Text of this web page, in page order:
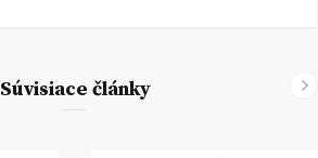
Súvisiace články